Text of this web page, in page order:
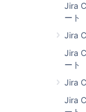
Jira
ート
Jira
Jira
ート
Jira
Jira
Schedule
Schedule
Schedule